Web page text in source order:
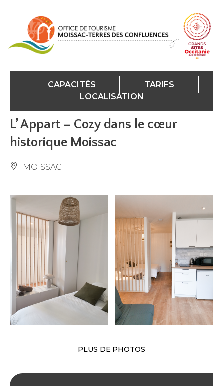
CAPACITÉS
TARIFS
LOCALISATION
L’ Appart – Cozy dans le cœur
historique Moissac
MOISSAC
PLUS DE PHOTOS